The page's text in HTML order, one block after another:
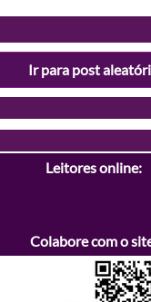
Ir para post
Leitores online:
Colabore com o